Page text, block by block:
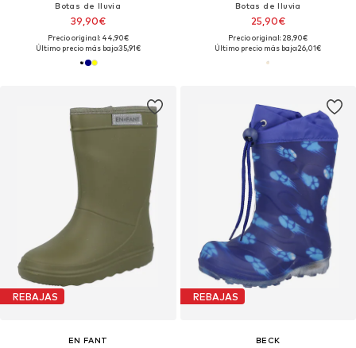
Botas de lluvia
39,90€
Precio original: 44,90€
Último precio más bajo:35,91€
Botas de lluvia
25,90€
Precio original: 28,90€
Último precio más bajo:26,01€
REBAJAS
EN FANT
REBAJAS
BECK